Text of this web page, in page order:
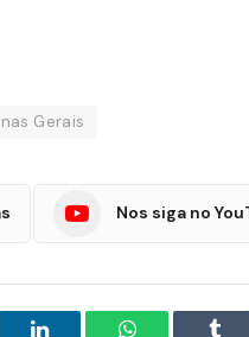
Gerais
Nos siga no